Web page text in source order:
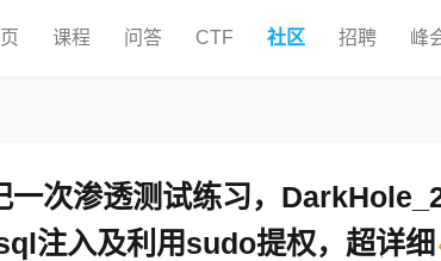
课程 问答 CTF 社区 招聘 峰
一次渗透测试练习，
注入及利用sudo提权，超详细